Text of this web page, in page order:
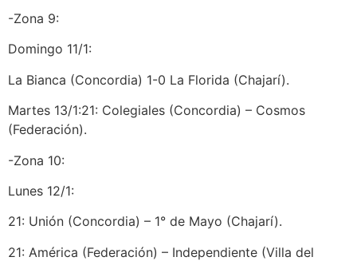
-Zona 9:
Domingo 11/1:
La Bianca (Concordia) 1-0 La Florida (Chajarí).
Martes 13/1:21: Colegiales (Concordia) – Cosmos
(Federación).
-Zona 10:
Lunes 12/1:
21: Unión (Concordia) – 1° de Mayo (Chajarí).
21: América (Federación) – Independiente (Villa del